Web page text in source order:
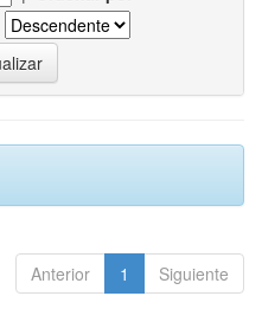
Anterior 1 Siguiente